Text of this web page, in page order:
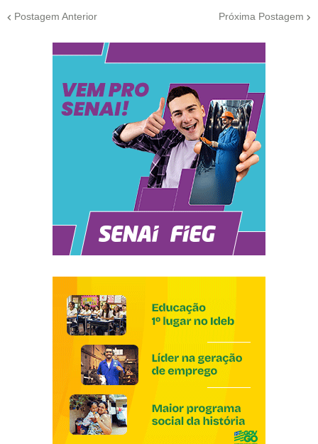
Postagem Anterior Próxima Postagem